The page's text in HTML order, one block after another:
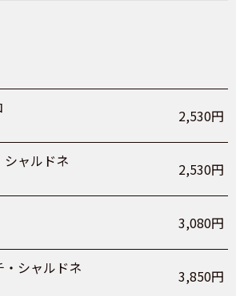
2,530円
ャルドネ
2,530円
3,080円
シャルドネ
3,850円